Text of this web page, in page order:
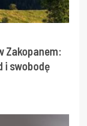
Zakopanem:
i swobodę